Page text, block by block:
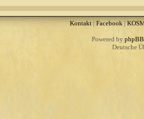
Kontakt|Facebook|
Powered by phpBB
Deutsche